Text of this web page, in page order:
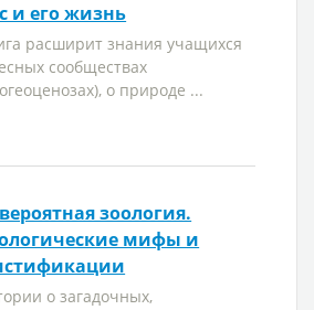
и его жизнь
расширит знания учащихся
сообществах
о природе ...
зоология.
мифы и
о загадочных,